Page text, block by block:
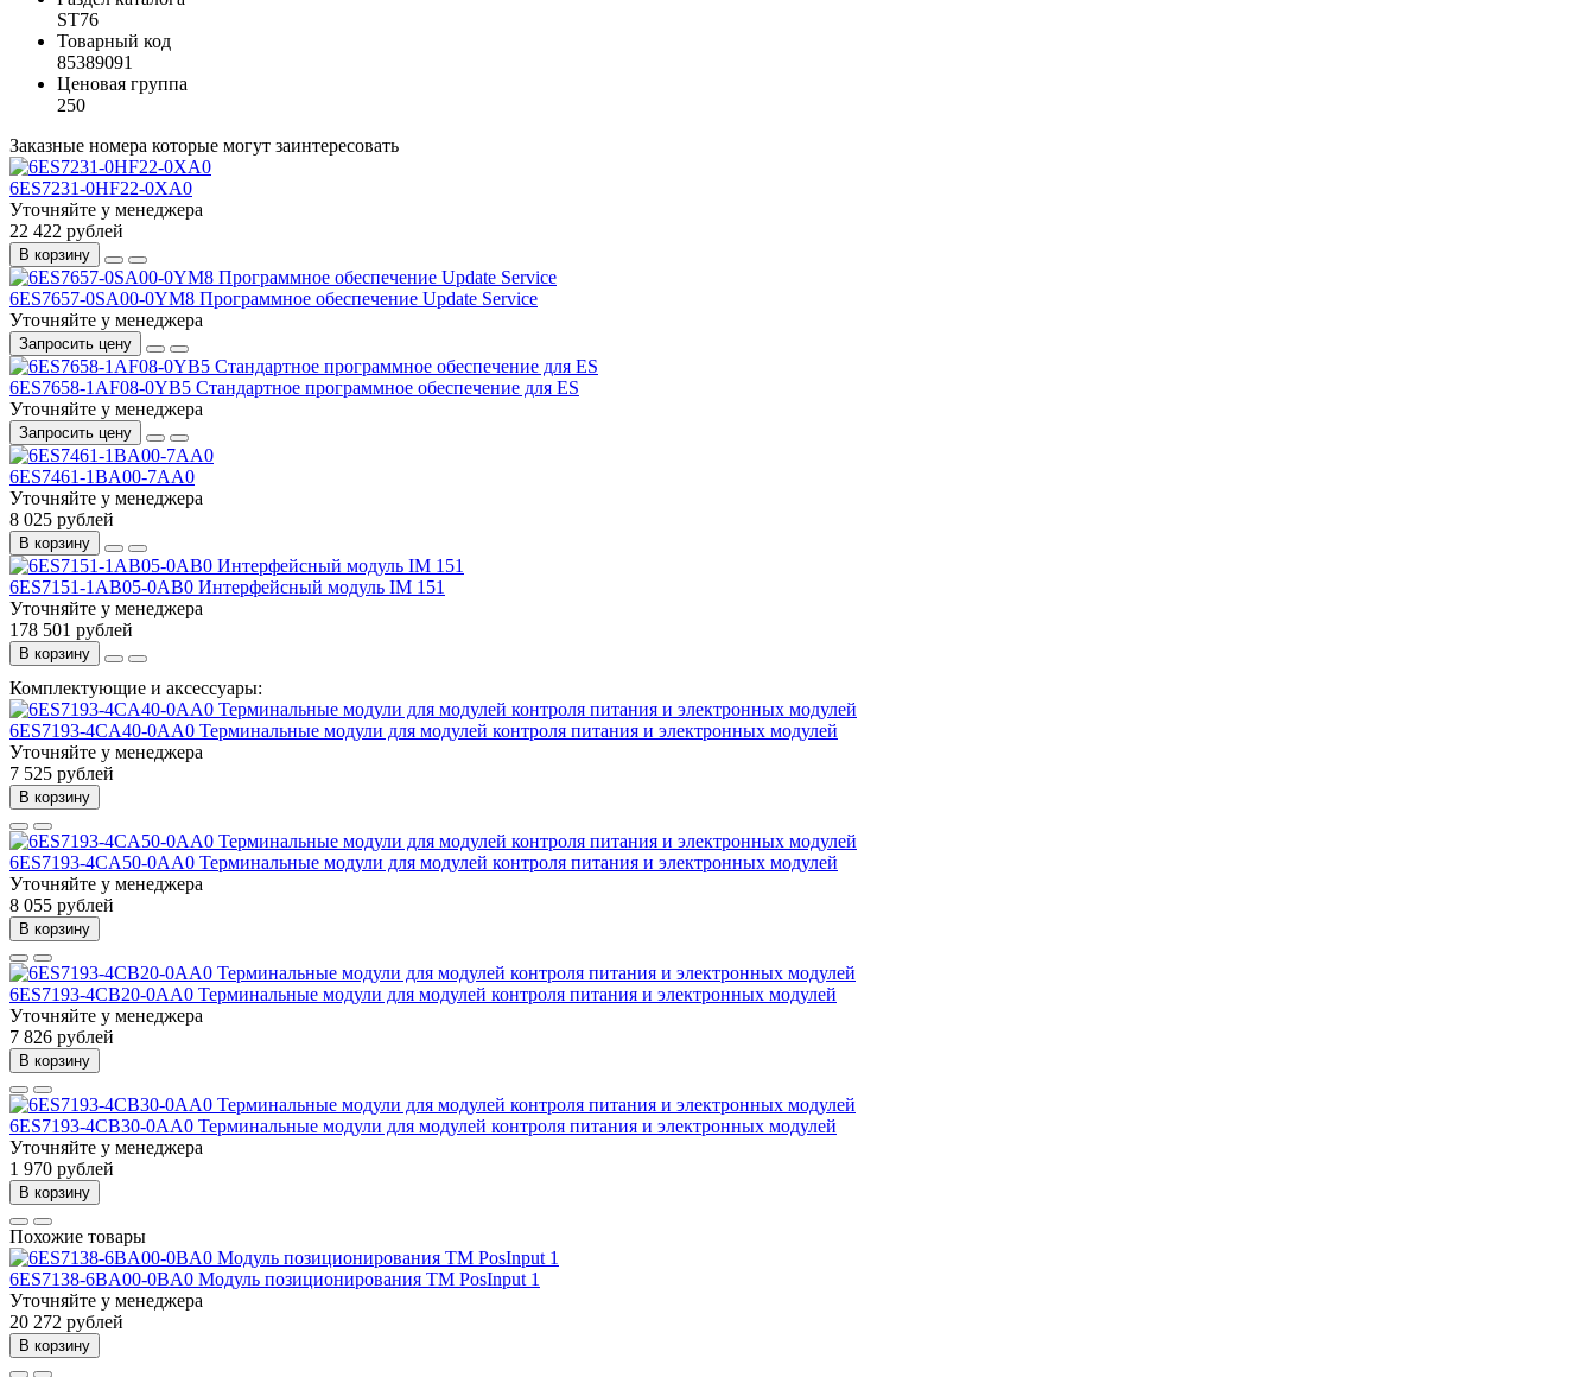
ST76
Товарный код
85389091
Ценовая группа
250
Заказные номера которые могут заинтересовать
6ES7231-0HF22-0XA0
Уточняйте у менеджера
22 422 рублей
В корзину
6ES7657-0SA00-0YM8 Программное обеспечение Update Service
Уточняйте у менеджера
Запросить цену
6ES7658-1AF08-0YB5 Стандартное программное обеспечение для ES
Уточняйте у менеджера
Запросить цену
6ES7461-1BA00-7AA0
Уточняйте у менеджера
8 025 рублей
В корзину
6ES7151-1AB05-0AB0 Интерфейсный модуль IM 151
Уточняйте у менеджера
178 501 рублей
В корзину
Комплектующие и аксессуары:
6ES7193-4CA40-0AA0 Терминальные модули для модулей контроля питания и электронных модулей
Уточняйте у менеджера
7 525 рублей
В корзину
6ES7193-4CA50-0AA0 Терминальные модули для модулей контроля питания и электронных модулей
Уточняйте у менеджера
8 055 рублей
В корзину
6ES7193-4CB20-0AA0 Терминальные модули для модулей контроля питания и электронных модулей
Уточняйте у менеджера
7 826 рублей
В корзину
6ES7193-4CB30-0AA0 Терминальные модули для модулей контроля питания и электронных модулей
Уточняйте у менеджера
1 970 рублей
В корзину
Похожие товары
6ES7138-6BA00-0BA0 Модуль позиционирования TM PosInput 1
Уточняйте у менеджера
20 272 рублей
В корзину